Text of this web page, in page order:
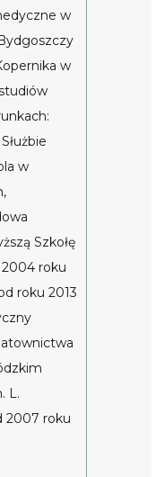
w
w
w
Szkołę
2004 roku
roku 2013
L.
2007 roku